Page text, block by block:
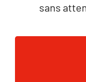
sans